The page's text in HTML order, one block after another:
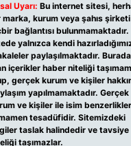
Uyarı: Bu internet sitesi,
marka, kurum veya şahıs
bağlantısı bulunmamaktadır.
yalnızca kendi
paylaşılmaktadır.
içerikler haber niteliği
gerçek kurum ve kişiler
yapılmamaktadır. Gerçek
ve kişiler ile isim
tesadüfidir. Sitemizdeki
taslak halindedir ve tavsiye
taşımazlar.